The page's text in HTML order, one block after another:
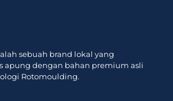
sebuah brand lokal yang
apung dengan bahan premium asli
Rotomoulding.